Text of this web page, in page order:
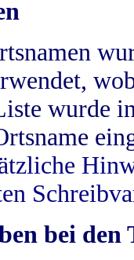
wurde
bei den